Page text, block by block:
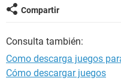
Compartir
Consulta también:
Como descarga juegos
Cómo descargar juegos